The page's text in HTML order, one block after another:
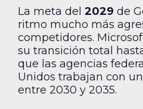
La meta del 2029 de
ritmo mucho más
competidores.
su transición total
que las agencias
Unidos trabajan con
entre 2030 y 2035.